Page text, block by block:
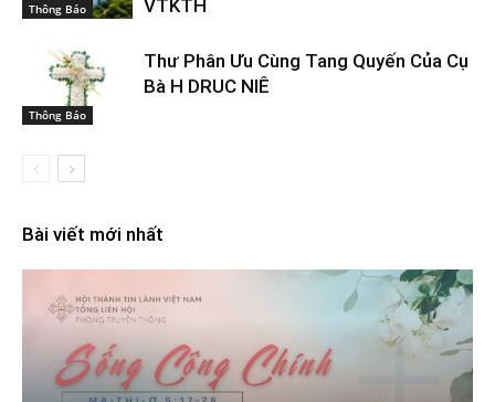
Thông Báo VTKTH
Thông Báo
Thư Phân Ưu Cùng Tang Quyến Của Cụ
Bà H DRUC NIÊ
Bài viết mới nhất